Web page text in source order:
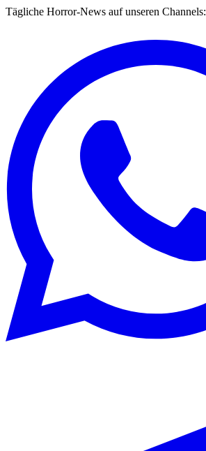
Tägliche Horror-News auf unseren Channels: